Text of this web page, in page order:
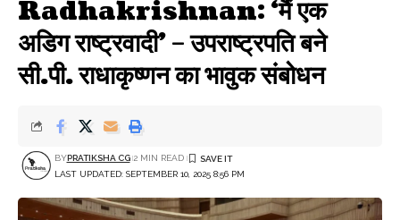
Radhakrishnan: ‘मैं एक
अडिग राष्ट्रवादी’ – उपराष्ट्रपति बने
सी.पी. राधाकृष्णन का भावुक संबोधन
LAST UPDATED: SEPTEMBER 10, 2025 8:56 PM
BYPRATIKSHA CG 2 MIN READ